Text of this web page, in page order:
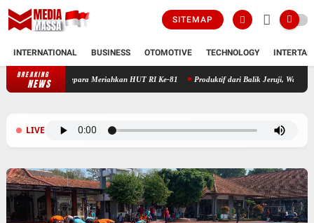
SITEMAP
INTERNATIONAL BUSINESS OTOMOTIVE TECHNOLOGY
BREAKING
NEWS
Kelas IIB Jepara Meriahkan HUT RI Ke-81 Produktif dari Balik Jeruji, Warga
LIVE